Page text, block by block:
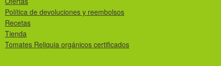
Política de devoluciones y reembolsos
Recetas
Tienda
Tomates Reliquia orgánicos certificados